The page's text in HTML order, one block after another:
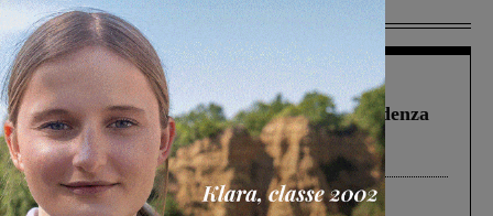
Più lette
Figline Incisa Valdarno 1 Agosto 2026
Piscina di Figline finanziata oltre la scadenza
Pnrr, il gruppo di Fratelli d’Italia: “Un
ringraziamento al Governo”
Cronaca 4 Agosto 2026